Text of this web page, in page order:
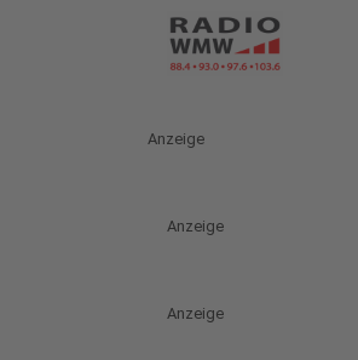
Anzeige
Anzeige
Anzeige